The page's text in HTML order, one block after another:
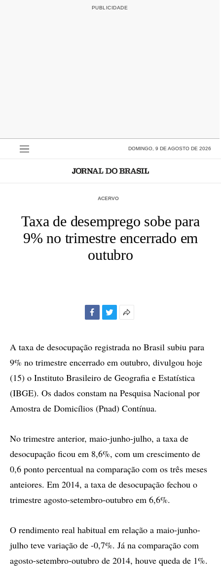
DOMINGO, 9 DE AGOSTO DE 2026
ACERVO
Taxa de desemprego sobe para
9% no trimestre encerrado em
outubro
compartilhamento
A taxa de desocupação registrada no Brasil subiu para
9% no trimestre encerrado em outubro, divulgou hoje
(15) o Instituto Brasileiro de Geografia e Estatística
(IBGE). Os dados constam na Pesquisa Nacional por
Amostra de Domicílios (Pnad) Contínua.
No trimestre anterior, maio-junho-julho, a taxa de
desocupação ficou em 8,6%, com um crescimento de
0,6 ponto percentual na comparação com os três meses
anteiores. Em 2014, a taxa de desocupação fechou o
trimestre agosto-setembro-outubro em 6,6%.
O rendimento real habitual em relação a maio-junho-
julho teve variação de -0,7%. Já na comparação com
agosto-setembro-outubro de 2014, houve queda de 1%.